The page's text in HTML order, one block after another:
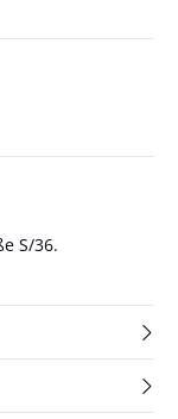
S/36.